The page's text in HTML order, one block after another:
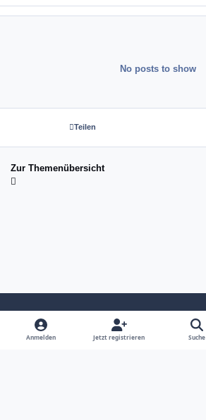
No posts to show
Teilen
Zur Themenübersicht
Light ModeDark ModeSystem Preference
Anmelden Jetzt registrieren Suche